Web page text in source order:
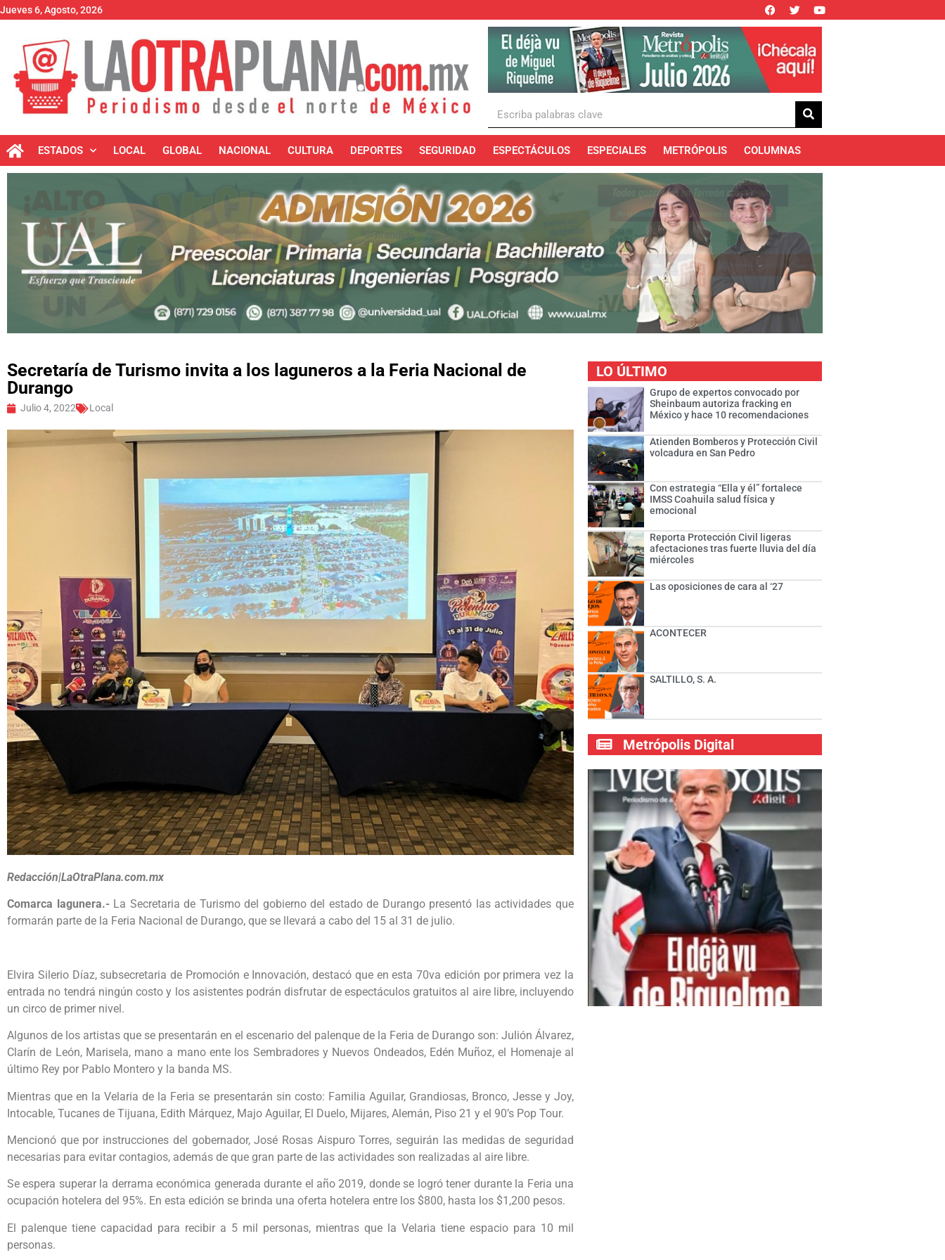
Jueves 6, Agosto, 2026
ESTADOS LOCAL GLOBAL NACIONAL CULTURA DEPORTES SEGURIDAD ESPECTÁCULOS ESPECIALES METRÓPOLIS COLUMNAS
Secretaría de Turismo invita a los laguneros a la Feria Nacional de
Durango
Julio 4, 2022 Local
Redacción|LaOtraPlana.com.mx
Comarca lagunera.-La Secretaria de Turismo del gobierno del estado de Durango presentó las actividades que
formarán parte de la Feria Nacional de Durango, que se llevará a cabo del 15 al 31 de julio.
Elvira Silerio Díaz, subsecretaria de Promoción e Innovación, destacó que en esta 70va edición por primera vez la
entrada no tendrá ningún costo y los asistentes podrán disfrutar de espectáculos gratuitos al aire libre, incluyendo
un circo de primer nivel.
Algunos de los artistas que se presentarán en el escenario del palenque de la Feria de Durango son: Julión Álvarez,
Clarín de León, Marisela, mano a mano ente los Sembradores y Nuevos Ondeados, Edén Muñoz, el Homenaje al
último Rey por Pablo Montero y la banda MS.
Mientras que en la Velaria de la Feria se presentarán sin costo: Familia Aguilar, Grandiosas, Bronco, Jesse y Joy,
Intocable, Tucanes de Tijuana, Edith Márquez, Majo Aguilar, El Duelo, Mijares, Alemán, Piso 21 y el 90’s Pop Tour.
Mencionó que por instrucciones del gobernador, José Rosas Aispuro Torres, seguirán las medidas de seguridad
necesarias para evitar contagios, además de que gran parte de las actividades son realizadas al aire libre.
Se espera superar la derrama económica generada durante el año 2019, donde se logró tener durante la Feria una
ocupación hotelera del 95%. En esta edición se brinda una oferta hotelera entre los $800, hasta los $1,200 pesos.
El palenque tiene capacidad para recibir a 5 mil personas, mientras que la Velaria tiene espacio para 10 mil
personas.
LO ÚLTIMO
Grupo de expertos convocado por
Sheinbaum autoriza fracking en
México y hace 10 recomendaciones
Atienden Bomberos y Protección Civil
volcadura en San Pedro
Con estrategia “Ella y él” fortalece
IMSS Coahuila salud física y
emocional
Reporta Protección Civil ligeras
afectaciones tras fuerte lluvia del día
miércoles
Las oposiciones de cara al ‘27
ACONTECER
SALTILLO, S. A.
Metrópolis Digital